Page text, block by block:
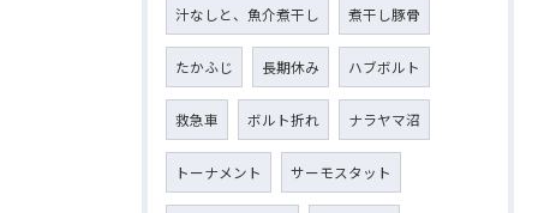
汁なしと、魚介煮干し 煮干し豚骨
たかふじ 長期休み ハブボルト
救急車 ボルト折れ ナラヤマ沼
トーナメント サーモスタット